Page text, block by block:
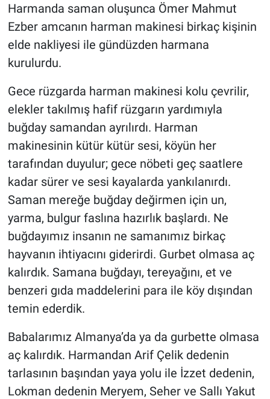
Harmanda saman oluşunca Ömer Mahmut
Ezber amcanın harman makinesi birkaç kişinin
elde nakliyesi ile gündüzden harmana
kurulurdu.
Gece rüzgarda harman makinesi kolu çevrilir,
elekler takılmış hafif rüzgarın yardımıyla
buğday samandan ayrılırdı. Harman
makinesinin kütür kütür sesi, köyün her
tarafından duyulur; gece nöbeti geç saatlere
kadar sürer ve sesi kayalarda yankılanırdı.
Saman mereğe buğday değirmen için un,
yarma, bulgur faslına hazırlık başlardı. Ne
buğdayımız insanın ne samanımız birkaç
hayvanın ihtiyacını giderirdi. Gurbet olmasa aç
kalırdık. Samana buğdayı, tereyağını, et ve
benzeri gıda maddelerini para ile köy dışından
temin ederdik.
Babalarımız Almanya’da ya da gurbette olmasa
aç kalırdık. Harmandan Arif Çelik dedenin
tarlasının başından yaya yolu ile İzzet dedenin,
Lokman dedenin Meryem, Seher ve Sallı Yakut